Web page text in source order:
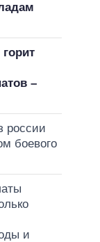
–
россии
боевого
и